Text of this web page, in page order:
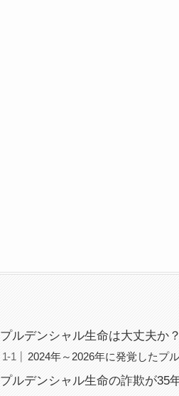
プルデンシャル生命は大丈夫か
2024年～2026年に発覚したプ
プルデンシャル生命の詐欺が35